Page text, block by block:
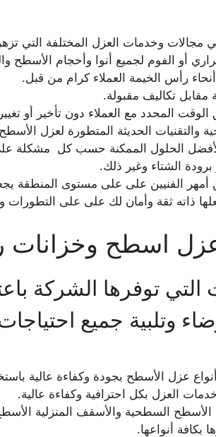
مجالات وخدمات العزل المختلفة التي
أو الفوم لجميع أنوا وأحجام الأسطح
أنحاء رأس الخيمة العملاء كرام من قبل.
مقابل تكاليف مقبولة.
الوقت المحدد مع العملاء دون تأخير أو
والتقنيات الحديثة المتطورة لعزل
الحلول الممكنة حسب كل مشكلة على
الشتاء وغير ذلك.
أمهر الفنيين على على مستوى المنطقة
ذاته ثقة وأمان لك على على
اسطح وخزانات
التي توفرها الشركة
وتلبية جميع
عزل الأسطح بجودة وكفاءة عالية
العزل بكل احترافية وكفاءة عالية.
السطحية والأسقف المنزلية
بكافة أنواعها.